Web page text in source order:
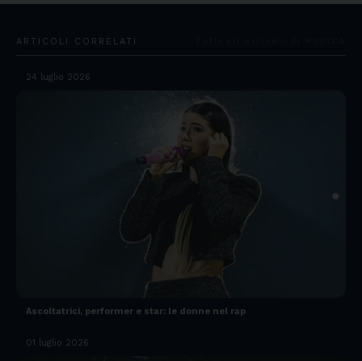
ARTICOLI CORRELATI
24 luglio 2026
Ascoltatrici, performer e star: le donne nel rap
01 luglio 2026